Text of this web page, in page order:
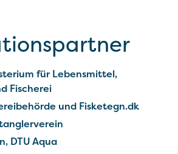
für Lebensmittel,
Fischerei
und Fisketegn.dk
DTU Aqua